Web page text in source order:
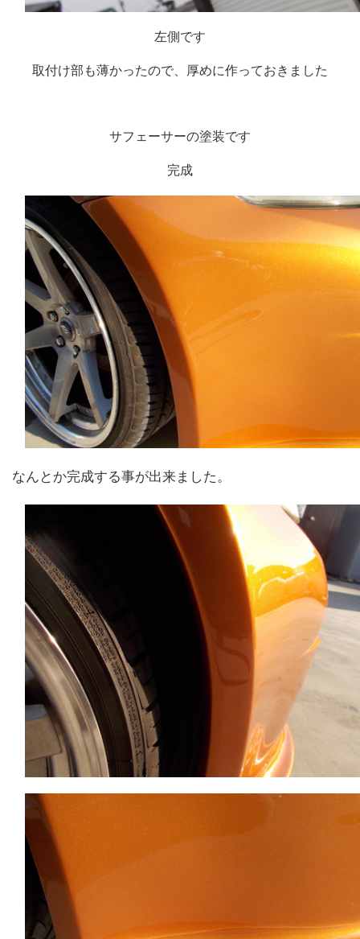
左側です
取付け部も薄かったので、厚めに作っておきました
サフェーサーの塗装です
完成
なんとか完成する事が出来ました。